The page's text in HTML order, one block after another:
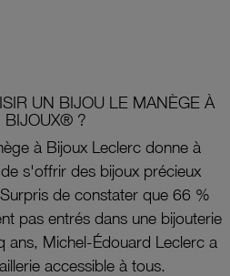
UN BIJOU LE MANÈGE À
BIJOUX® ?
à Bijoux Leclerc donne à
s'offrir des bijoux précieux
de constater que 66 %
pas entrés dans une bijouterie
ans, Michel-Édouard Leclerc a
accessible à tous.